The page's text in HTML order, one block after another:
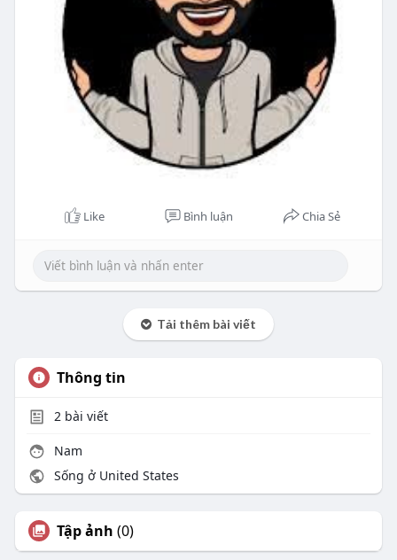
Like Bình luận Chia Sẻ
Tải thêm bài viết
Thông tin
2bài viết
Nam
Sống ở United States
Tập ảnh (0)